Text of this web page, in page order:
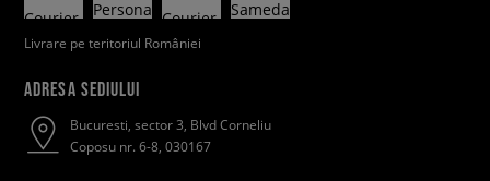
Livrare pe teritoriul României
ADRESA SEDIULUI
Bucuresti, sector 3, Blvd Corneliu
Coposu nr. 6-8, 030167